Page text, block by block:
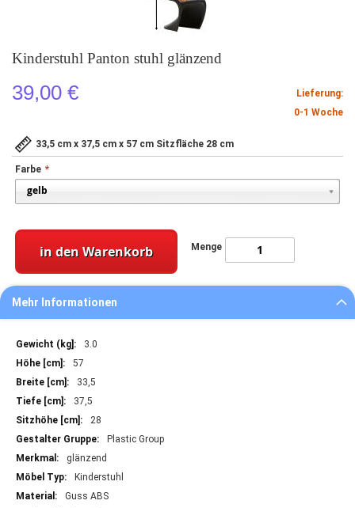
Kinderstuhl Panton stuhl glänzend
39,00 €
Lieferung:
0-1 Woche
33,5 cm x 37,5 cm x 57 cm Sitzfläche 28 cm
Farbe
Menge
in den Warenkorb
Mehr Informationen
Mehr
Informationen
3.0
57
33,5
37,5
28
Plastic Group
glänzend
Kinderstuhl
Guss ABS